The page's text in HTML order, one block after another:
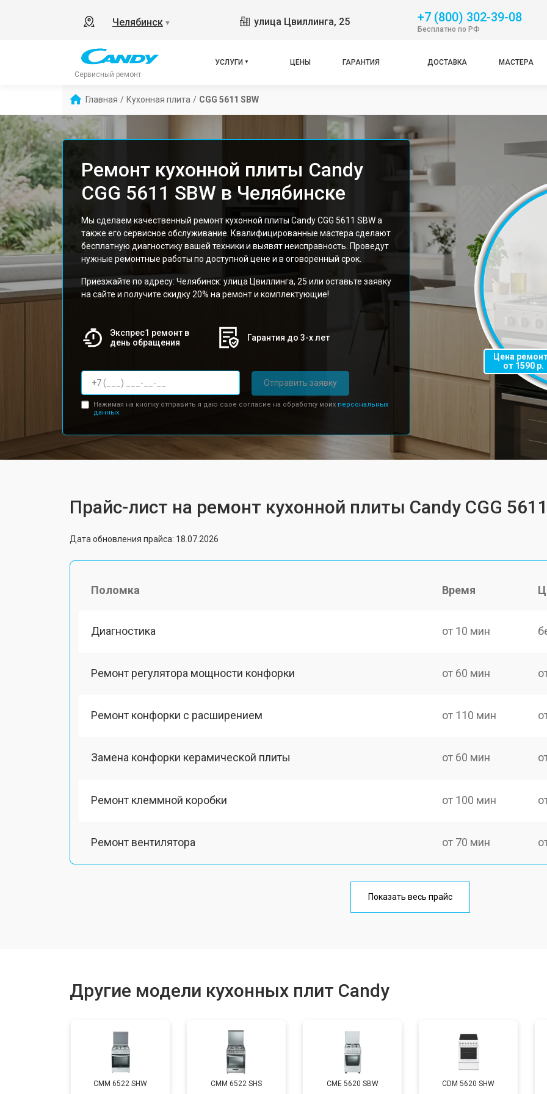
Челябинск ▼ улица Цвиллинга, 25 +7 (800) 302-39-08
Бесплатно по РФ
Сервисный ремонт
УСЛУГИ ЦЕНЫ ГАРАНТИЯ ДОСТАВКА МАСТЕРА
Главная / Кухонная плита / CGG 5611 SBW
Ремонт кухонной плиты Candy
CGG 5611 SBW в Челябинске
Мы сделаем качественный ремонт кухонной плиты Candy CGG 5611 SBW а
также его сервисное обслуживание. Квалифицированные мастера сделают
бесплатную диагностику вашей техники и выявят неисправность. Проведут
нужные ремонтные работы по доступной цене и в оговоренный срок.
Приезжайте по адресу: Челябинск: улица Цвиллинга, 25 или оставьте заявку
на сайте и получите скидку 20% на ремонт и комплектующие!
Экспрес1 ремонт в
день обращения
Гарантия до 3-х лет
Отправить заявку
Нажимая на кнопку отправить я даю свое согласие на обработку моих персональных
данных.
Цена
от 1590 р.
Прайс-лист на ремонт кухонной плиты Candy CGG
Дата обновления прайса: 18.07.2026
Поломка Время
Диагностика от 10 мин
Ремонт регулятора мощности конфорки от 60 мин
Ремонт конфорки с расширением от 110 мин
Замена конфорки керамической плиты от 60 мин
Ремонт клеммной коробки от 100 мин
Ремонт вентилятора от 70 мин
от 120 мин
Замена термостата
Показать весь прайс
Другие модели кухонных плит Candy
CMM 6522 SHW CMM 6522 SHS CME 5620 SBW CDM 5620 SHW